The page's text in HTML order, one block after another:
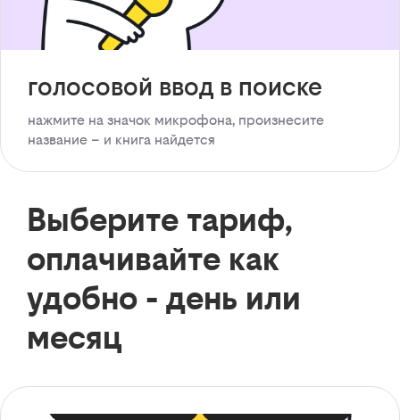
голосовой ввод в поиске
нажмите на значок микрофона, произнесите
название – и книга найдется
Выберите тариф,
оплачивайте как
удобно - день или
месяц